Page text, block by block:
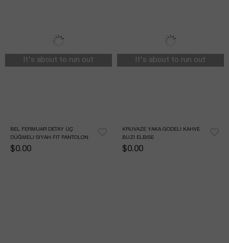
BEL FERMUAR DETAY ÜÇ
DÜĞMELI SIYAH FIT PANTOLON
$0.00
It's about to run out
KRUVAZE YAKA GODELI KAHVE
BUZI ELBISE
$0.00
It's about to run out